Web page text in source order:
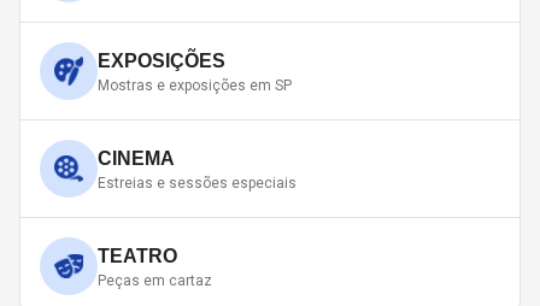
EXPOSIÇÕES
Mostras e exposições em SP
CINEMA
Estreias e sessões especiais
TEATRO
Peças em cartaz